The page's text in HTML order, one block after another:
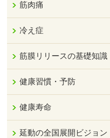
筋肉痛
冷え症
筋膜リリースの基礎知識
健康習慣・予防
健康寿命
延動の全国展開ビジョン